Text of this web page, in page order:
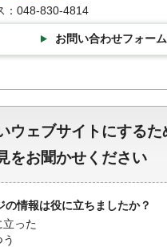
：048-830-4814
お問い合わせフォーム
ウェブサイトにするた
をお聞かせください
の情報は役に立ちましたか？
立った